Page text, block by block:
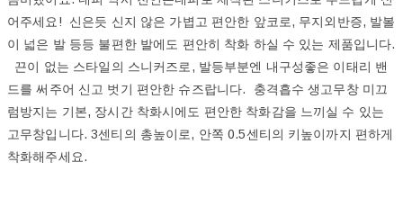
어주세요! 신은듯 신지 않은 가볍고 편안한 앞코로, 무지외반증, 발볼
이 넓은 발 등등 불편한 발에도 편안히 착화 하실 수 있는 제품입니다.
끈이 없는 스타일의 스니커즈로, 발등부분엔 내구성좋은 이태리 밴
드를 써주어 신고 벗기 편안한 슈즈랍니다. 충격흡수 생고무창 미끄
럼방지는 기본, 장시간 착화시에도 편안한 착화감을 느끼실 수 있는
고무창입니다. 3센티의 총높이로, 안쪽 0.5센티의 키높이까지 편하게
착화해주세요.